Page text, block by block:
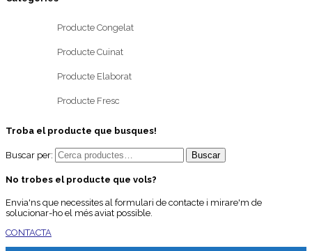
Producte Congelat
Producte Cuinat
Producte Elaborat
Producte Fresc
Troba el producte que busques!
Buscar per:
No trobes el producte que vols?
Envia'ns que necessites al formulari de contacte i mirare'm de
solucionar-ho el més aviat possible.
CONTACTA